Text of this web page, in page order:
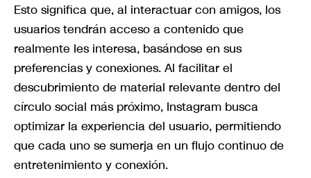
Esto significa que, al interactuar con amigos, los
usuarios tendrán acceso a contenido que
realmente les interesa, basándose en sus
preferencias y conexiones. Al facilitar el
descubrimiento de material relevante dentro del
círculo social más próximo, Instagram busca
optimizar la experiencia del usuario, permitiendo
que cada uno se sumerja en un flujo continuo de
entretenimiento y conexión.